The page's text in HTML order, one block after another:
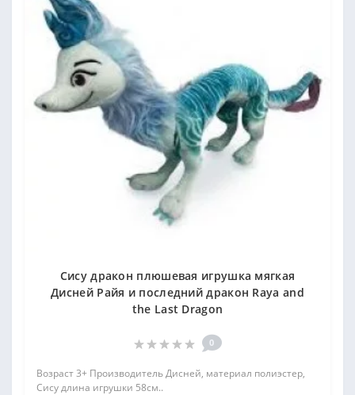
Сису дракон плюшевая игрушка мягкая
Дисней Райя и последний дракон Raya and
the Last Dragon
0
Возраст 3+ Производитель Дисней, материал полиэстер,
Сису длина игрушки 58см..